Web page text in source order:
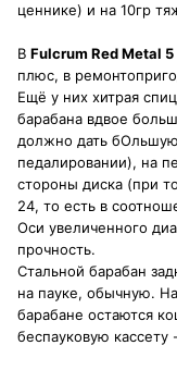
ценнике) и на 10гр
В Fulcrum Red Metal 5
плюс, в
Ещё у них хитрая
барабана вдвое
должно дать
педалировании), на
стороны диска (при
24, то есть в
Оси увеличенного
прочность.
Стальной барабан
на пауке, обычную.
барабане остаются
беспауковую кассету